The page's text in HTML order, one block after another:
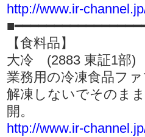
http://www.ir-
【食料品】
大冷 (2883 東証1部)
業務用の冷凍食品フ
解凍しないでそのま
開。
http://www.ir-